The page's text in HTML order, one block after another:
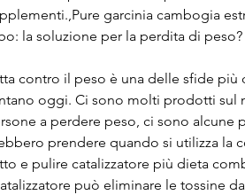
garcinia cambogia
la soluzione per la perdita di peso?
contro il peso è una delle sfide
oggi. Ci sono molti prodotti sul
a perdere peso, ci sono alcune
prendere quando si utilizza la
e pulire catalizzatore più dieta
può eliminare le tossine